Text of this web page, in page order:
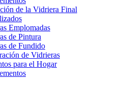
de la Vidriera Final
Emplomadas
de Pintura
de Fundido
de Vidrieras
para el Hogar